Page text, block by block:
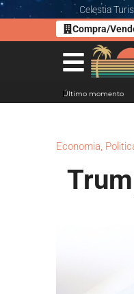
Celestia
Compra/
Último momento
Economia,